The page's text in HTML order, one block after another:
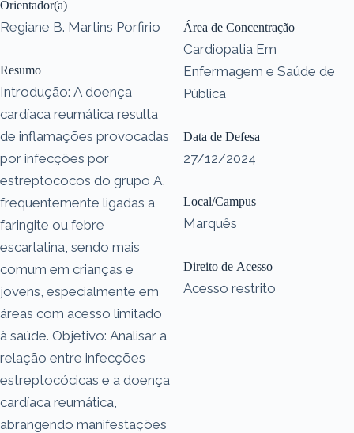
Orientador(a)
Regiane B. Martins Porfirio
Resumo
Introdução: A doença
cardíaca reumática resulta
de inflamações provocadas
por infecções por
estreptococos do grupo A,
frequentemente ligadas a
faringite ou febre
escarlatina, sendo mais
comum em crianças e
jovens, especialmente em
áreas com acesso limitado
à saúde. Objetivo: Analisar a
relação entre infecções
estreptocócicas e a doença
cardíaca reumática,
abrangendo manifestações
Área de Concentração
Cardiopatia Em
Enfermagem e Saúde de
Pública
Data de Defesa
27/12/2024
Local/Campus
Marquês
Direito de Acesso
Acesso restrito